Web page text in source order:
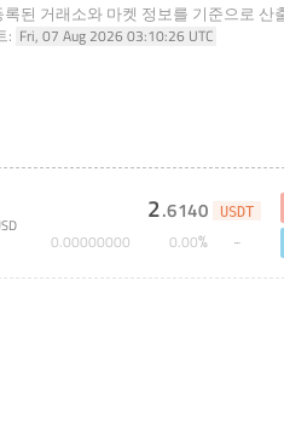
된 거래소와 마켓 정보를 기준으로 산
: Fri, 07 Aug 2026 03:10:26 UTC
2.6140 USDT
0.00000000 0.00%